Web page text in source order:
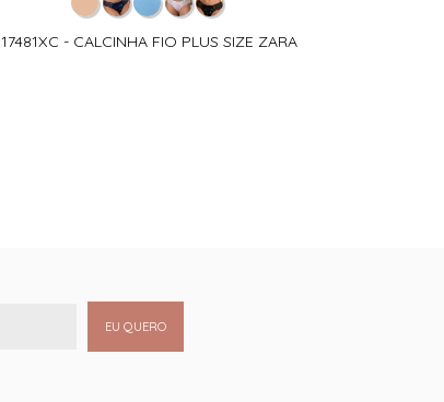
17481XC - CALCINHA FIO PLUS SIZE ZARA
EU QUERO